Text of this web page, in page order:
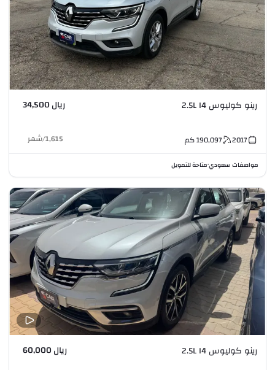
رينو كوليوس 2.5L I4 ريال 34,500
2017
190,097كم 1,615
/شهر
مواصفات سعودي•متاحة للتمويل
رينو كوليوس 2.5L I4 ريال 60,000